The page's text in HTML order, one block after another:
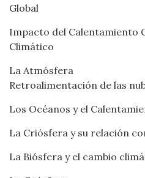
Global
Impacto del Calentamiento
Climático
La Atmósfera
Retroalimentación de las
Los Océanos y el
La Criósfera y su relación
La Biósfera y el cambio